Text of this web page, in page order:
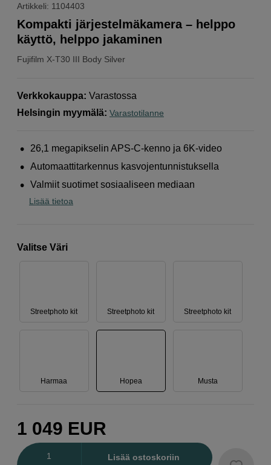
Artikkeli: 1104403
Fujifilm X-T30 III Body Silver
Kompakti järjestelmäkamera – helppo
käyttö, helppo jakaminen
Verkkokauppa: Varastossa
Helsingin myymälä: Varastotilanne
26,1 megapikselin APS-C-kenno ja 6K-video
Automaattitarkennus kasvojentunnistuksella
Valmiit suotimet sosiaaliseen mediaan
Lisää tietoa
Valitse Väri
Streetphoto kit Streetphoto kit Streetphoto kit
Harmaa Hopea Musta
1 049 EUR
Lisää ostoskoriin